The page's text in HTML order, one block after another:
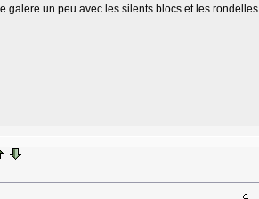
galere un peu avec les silents blocs et les rondelles